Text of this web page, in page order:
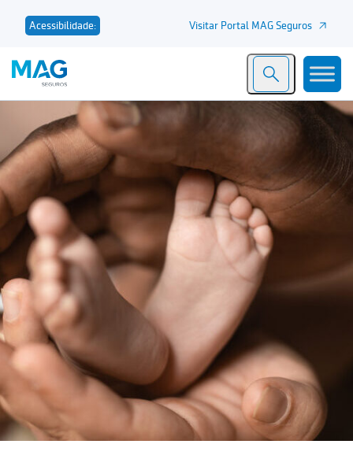
Acessibilidade: Visitar Portal MAG Seguros